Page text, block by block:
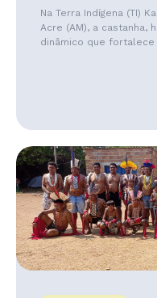
Na Terra Indígena (TI)
Acre (AM), a castanha,
dinâmico que fortalece